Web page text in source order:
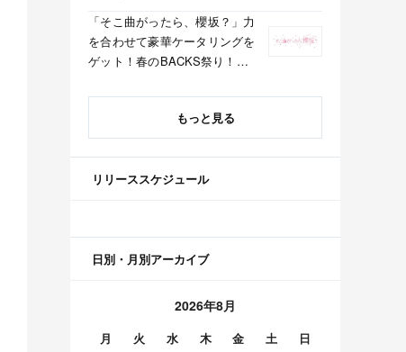
「そこ曲がったら、櫻坂？」力
を合わせて豪華ケータリングを
ゲット！春のBACKS祭り！
京】
もっと見る
リリーススケジュール
日別・月別アーカイブ
2026年8月
月 火 水 木 金 土 日